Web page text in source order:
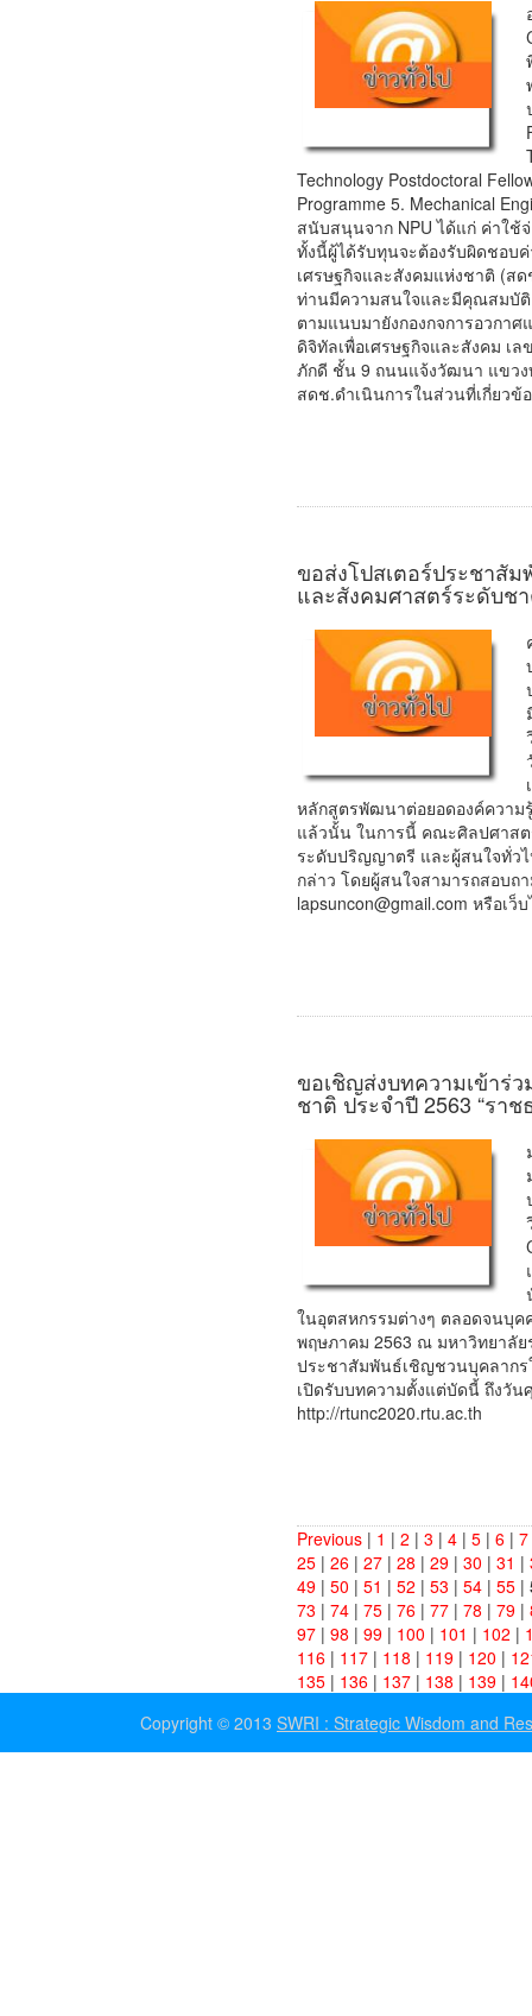
Technology Postdoctoral
Programme 5. Mechanical
สนับสนุนจาก NPU ได้แก่ ค่าใช้
ทั้งนี้ผู้ได้รับทุนจะต้องรับผิดชอบ
เศรษฐกิจและสังคมแห่งชาติ (ส
ท่านมีความสนใจและมีคุณสมบัติ
ตามแนบมายังกองกจการอวกา
ดิจิทัลเพื่อเศรษฐกิจและสังคม เ
ภักดี ชั้น 9 ถนนแจ้งวัฒนา แขวง
สดช.ดำเนินการในส่วนที่เกี่ยวข้
ขอส่งโปสเตอร์ประชาสั
และสังคมศาสตร์ระดับช
หลักสูตรพัฒนาต่อยอดองค์ควา
แล้วนั้น ในการนี้ คณะศิลปศาส
ระดับปริญญาตรี และผู้สนใจทั่ว
กล่าว โดยผู้สนใจสามารถสอบถ
lapsuncon@gmail.com หรือเว็
ขอเชิญส่งบทความเข้าร่
ชาติ ประจำปี 2563 “รา
ในอุตสหกรรมต่างๆ ตลอดจนบุ
พฤษภาคม 2563 ณ มหาวิทยาลั
ประชาสัมพันธ์เชิญชวนบุคลากร
เปิดรับบทความตั้งแต่บัดนี้ ถึงวัน
http://rtunc2020.rtu.ac.th
Previous | 1 | 2 | 3 | 4 | 5 | 6 | 7
25 | 26 | 27 | 28 | 29 | 30 | 31 |
49 | 50 | 51 | 52 | 53 | 54 | 55 |
73 | 74 | 75 | 76 | 77 | 78 | 79 |
97 | 98 | 99 | 100 | 101 | 102 |
116 | 117 | 118 | 119 | 120 |
135 | 136 | 137 | 138 | 139 |
Copyright © 2013 SWRI : Strategic Wisdom and